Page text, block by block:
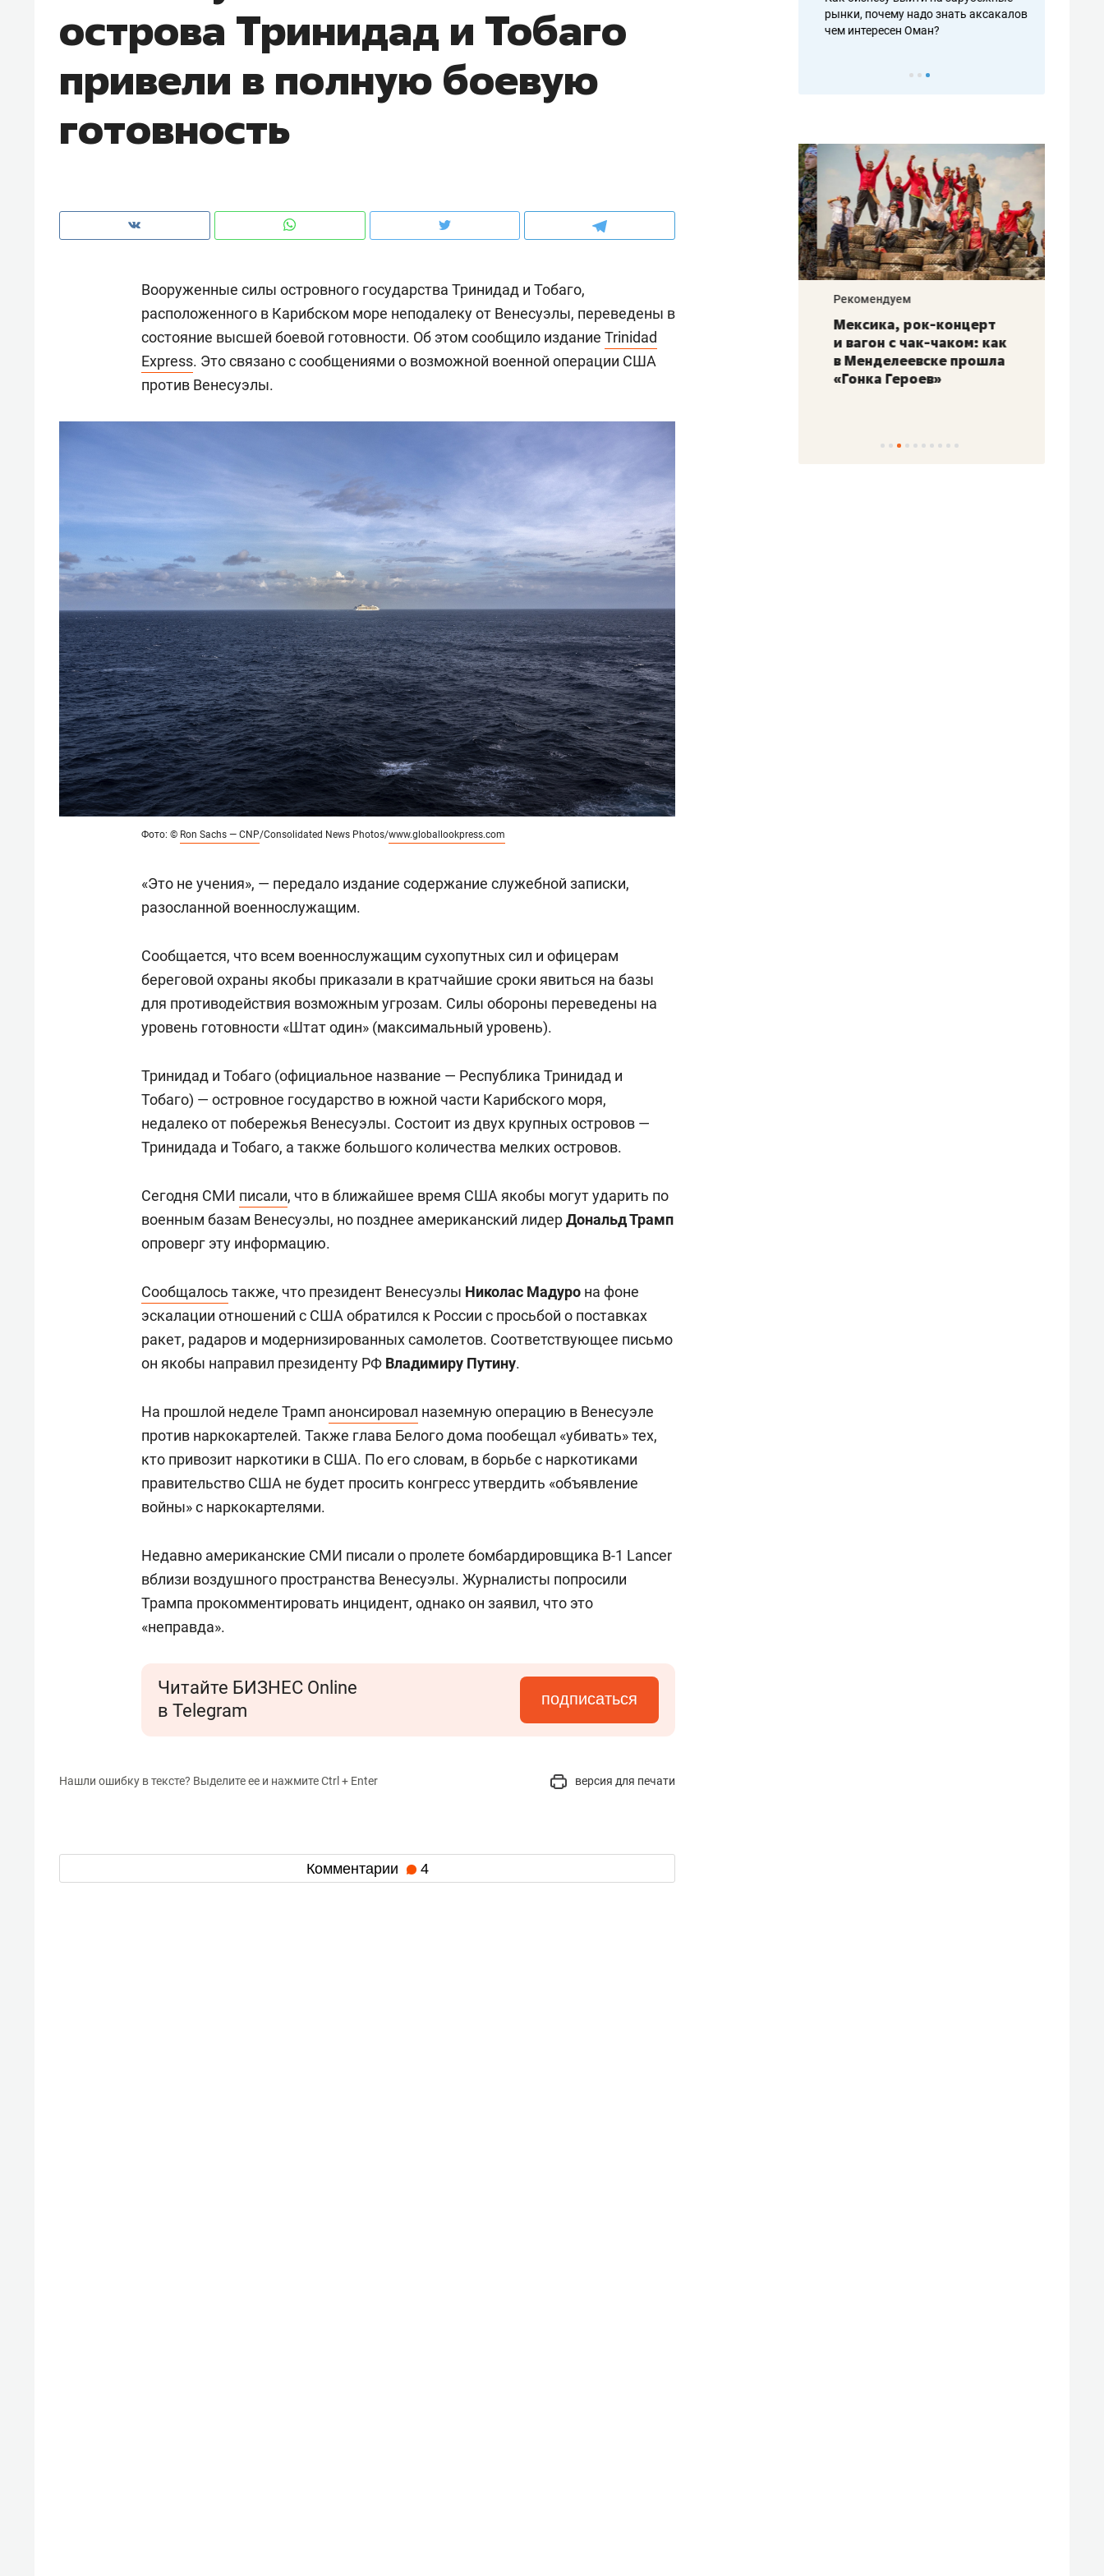
острова Тринидад и Тобаго
привели в полную боевую
готовность
Вооруженные силы островного государства Тринидад и Тобаго,
расположенного в Карибском море неподалеку от Венесуэлы, переведены в
состояние высшей боевой готовности. Об этом сообщило издание Trinidad
Express. Это связано с сообщениями о возможной военной операции США
против Венесуэлы.
Фото: © Ron Sachs — CNP/Consolidated News Photos/www.globallookpress.com
«Это не учения», — передало издание содержание служебной записки,
разосланной военнослужащим.
Сообщается, что всем военнослужащим сухопутных сил и офицерам
береговой охраны якобы приказали в кратчайшие сроки явиться на базы
для противодействия возможным угрозам. Силы обороны переведены на
уровень готовности «Штат один» (максимальный уровень).
Тринидад и Тобаго (официальное название — Республика Тринидад и
Тобаго) — островное государство в южной части Карибского моря,
недалеко от побережья Венесуэлы. Состоит из двух крупных островов —
Тринидада и Тобаго, а также большого количества мелких островов.
Сегодня СМИ писали, что в ближайшее время США якобы могут ударить по
военным базам Венесуэлы, но позднее американский лидерДональд Трамп
опроверг эту информацию.
Сообщалось также, что президент Венесуэлы Николас Мадуро на фоне
эскалации отношений с США обратился к России с просьбой о поставках
ракет, радаров и модернизированных самолетов. Соответствующее письмо
он якобы направил президенту РФ Владимиру Путину.
На прошлой неделе Трамп анонсировал наземную операцию в Венесуэле
против наркокартелей. Также глава Белого дома пообещал «убивать» тех,
кто привозит наркотики в США. По его словам, в борьбе с наркотиками
правительство США не будет просить конгресс утвердить «объявление
войны» с наркокартелями.
Недавно американские СМИ писали о пролете бомбардировщика B-1 Lancer
вблизи воздушного пространства Венесуэлы. Журналисты попросили
Трампа прокомментировать инцидент, однако он заявил, что это
«неправда».
Читайте БИЗНЕС Online
в Telegram
подписаться
Нашли ошибку в тексте? Выделите ее и нажмите Ctrl + Enter версия для печати
Комментарии 4
рынки, почему надо знать аксакалов и
чем интересен Оман?
о трехкратном росте цен, дотошных
клиентах и чудных запросах мастеров налогах и развитии без кредитов
рынки, почему надо знать аксакалов и
чем интересен Оман?
Рекомендуем
Как ГК «МИР ГРУПП» и ВТБ
создают оазис жилого
комфорта под Казанью
Рекомендуем
150 камер до квартиры и Face
ID вместо ключа: какой будет
безопасность в ЖК «Нова»
Рекомендуем
Опыт выживания в дикой
природе, работа
с ментальным и физическим
Рекомендуем
Мексика, рок-концерт
и вагон с чак-чаком: как
в Менделеевске прошла
«Гонка Героев»